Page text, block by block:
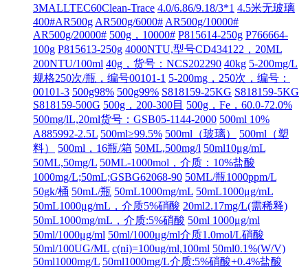
3MALLTEC60Clean-Trace 4.0/6.86/9.18/3*1 4.5米无玻璃
400#AR500g AR500g/6000# AR500g/10000#
AR500g/20000# 500g，10000# P815614-250g P766664-
100g P815613-250g 4000NTU,型号CD434122，20ML
200NTU/100ml 40g，货号：NCS202290 40kg 5-200mg/L
规格250次/瓶，编号00101-1 5-200mg，250次，编号：
00101-3 500g98% 500g99% S818159-25KG S818159-5KG
S818159-500G 500g，200-300目 500g，Fe，60.0-72.0%
500mg/lL,20ml货号：GSB05-1144-2000 500ml 10%
A885992-2.5L 500ml≥99.5% 500ml（玻璃）
500ml（塑
料）
500ml，16瓶/箱 50ML,500mg/l 50ml10μg/mL
50ML,50mg/L 50ML-1000mol，介质：10%盐酸
1000mg/L;50mL;GSBG62068-90 50ML/瓶1000ppm/L
50gk/桶 50mL/瓶 50mL1000mg/mL 50mL1000μg/mL
50mL1000μg/mL，介质5%硝酸 20ml2.17mg/L(需稀释)
50mL1000mg/mL，介质:5%硝酸 50ml 1000μg/ml
50ml/1000μg/ml 50ml/1000μg/ml介质1.0mol/L硝酸
50ml/100UG/ML c(ni)=100ug/ml,100ml 50ml0.1%(W/V)
50ml1000mg/L 50ml1000mg/L介质:5%硝酸+0.4%盐酸